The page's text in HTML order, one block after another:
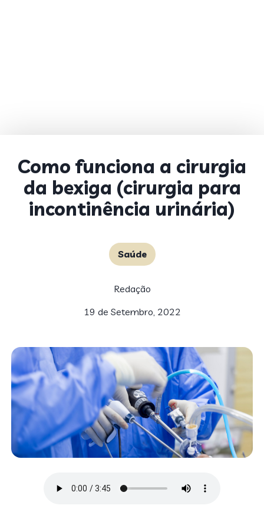
Como funciona a cirurgia
da bexiga (cirurgia para
incontinência urinária)
Saúde
Redação
19 de Setembro, 2022